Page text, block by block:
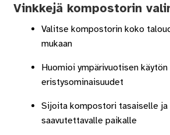
Vinkkejä kompostorin
Valitse kompostorin koko
mukaan
Huomioi ympärivuotisen käytön
eristysominaisuudet
Sijoita kompostori tasaiselle
saavutettavalle paikalle